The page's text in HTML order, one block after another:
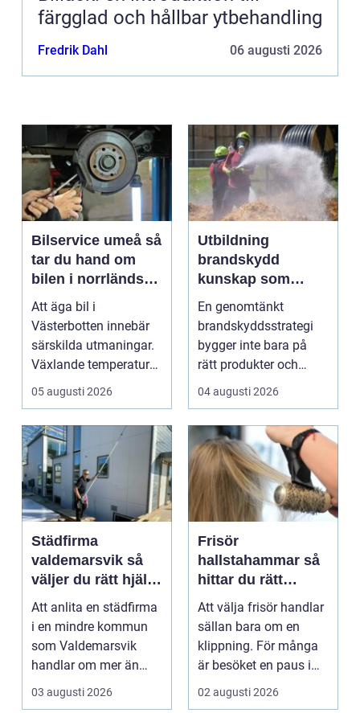
färgglad och hållbar ytbehandling
Fredrik Dahl 06 augusti 2026
Bilservice umeå så
tar du hand om
bilen i norrländskt
klimat
Att äga bil i
Västerbotten innebär
särskilda utmaningar.
Växlande temperaturer,
vägsalt, grus, snösl...
05 augusti 2026
Utbildning
brandskydd
kunskap som
räddar liv och
skyddar
verksamheter
En genomtänkt
brandskyddsstrategi
bygger inte bara på
rätt produkter och
installationer. Den
bygger ...
04 augusti 2026
Städfirma
valdemarsvik så
väljer du rätt hjälp
för hem och
företag
Att anlita en städfirma
i en mindre kommun
som Valdemarsvik
handlar om mer än
bara rena golv och
dam...
03 augusti 2026
Frisör
hallstahammar så
hittar du rätt
salong för stil,
kvalitet och känsla
Att välja frisör handlar
sällan bara om en
klippning. För många
är besöket en paus i
vardagen, ett s...
02 augusti 2026